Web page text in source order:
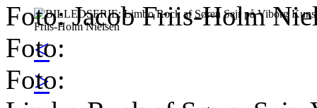
<
>
Foto: Jacob Friis-Holm
Foto:
Foto: